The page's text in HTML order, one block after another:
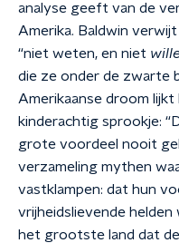
analyse geeft van de
Amerika. Baldwin
“niet weten, en niet
die ze onder de zwarte
Amerikaanse droom
kinderachtig sprookje:
grote voordeel nooit
verzameling mythen
vastklampen: dat hun
vrijheidslievende helden
het grootste land dat